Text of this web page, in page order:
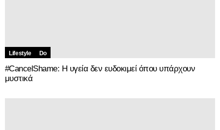
Lifestyle Do
#CancelShame: Η υγεία δεν ευδοκιμεί όπου υπάρχουν
μυστικά